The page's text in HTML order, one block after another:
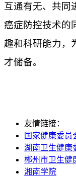
互通有无、共同
癌症防控技术的
趣和科研能力，
才储备。
友情链接：
国家健康委员
湖南卫生健康
郴州市卫生健
湘南学院